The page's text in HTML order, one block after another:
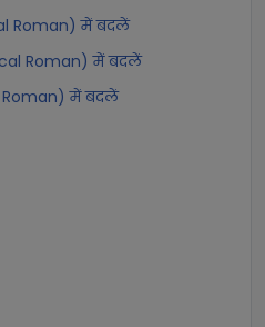
Roman) में बदलें
Roman) में बदलें
Roman) में बदलें